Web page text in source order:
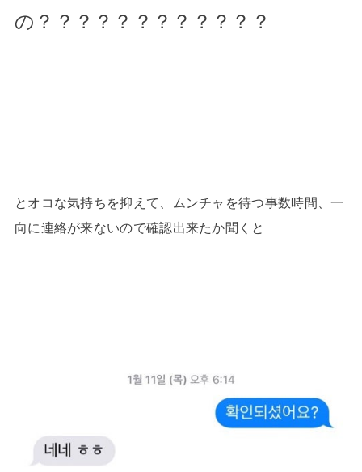
の？？？？？？？？？？？？
とオコな気持ちを抑えて、ムンチャを待つ事数時間、一
向に連絡が来ないので確認出来たか聞くと